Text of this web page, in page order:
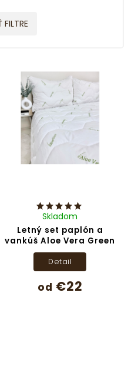
Letný set paplón a
vankúš Aloe Vera Green
Skladom
od €22
Detail